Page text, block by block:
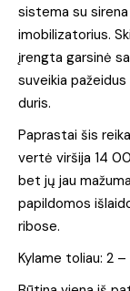
sistema su
imobilizatorius.
įrengta garsinė
suveikia
duris.
Paprastai šis
vertė viršija 14
bet jų jau
papildomos
ribose.
Kylame toliau: 2